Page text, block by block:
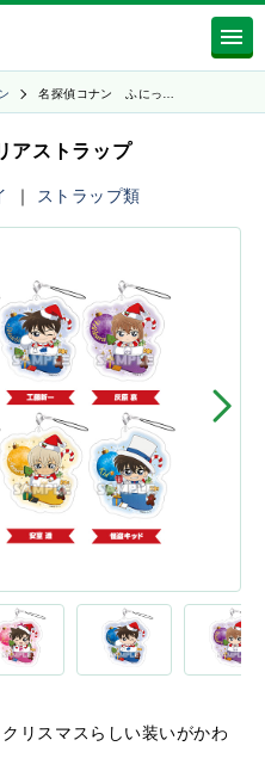
名探偵コナン ふにっ…
アストラップ
｜ ストラップ類
リスマスらしい装いがかわ